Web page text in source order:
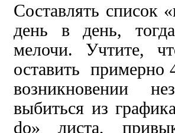
Составлять список
день в день,
мелочи. Учтите,
оставить примерно
возникновении
выбиться из
do» листа,